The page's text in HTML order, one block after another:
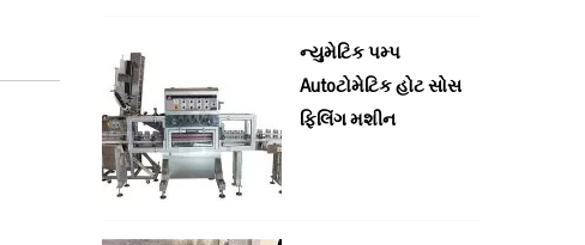
ન્યુમેટિક પમ્પ
Autoટોમેટિક હોટ સોસ
ફિલિંગ મશીન